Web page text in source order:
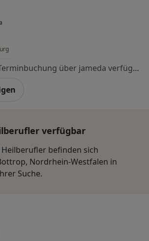
Keine Online-Terminbuchung über jameda verfügbar
verfügbar
befinden sich
Nordrhein-Westfalen in
Suche.